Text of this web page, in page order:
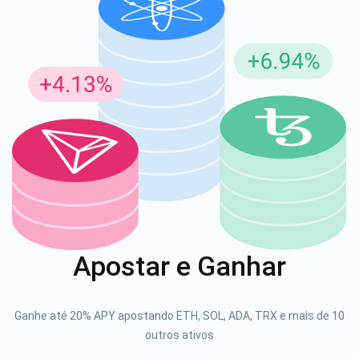
Apostar e Ganhar
Ganhe até 20% APY apostando ETH, SOL, ADA, TRX e mais de 10
outros ativos
1000.000
support@atomicwallet.io
Confira nosso YouTube
Inscreva-se para atualizações
Seja o primeiro a receber as últimas atualizações do
projeto e guias de criptografia
Se inscrever